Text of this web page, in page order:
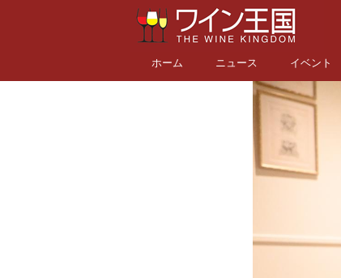
ホーム ニュース イベント